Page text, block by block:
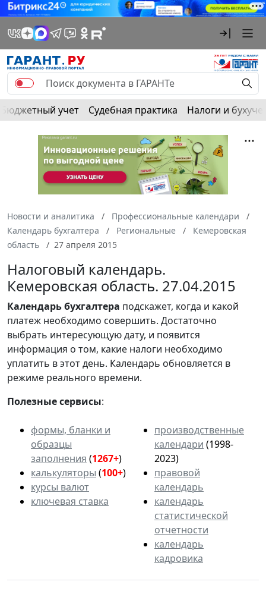
Бюджетный учет Судебная практика Налоги и
Новости и аналитика
Профессиональные календари
Календарь бухгалтера
Региональные
Кемеровская
область
27 апреля 2015
Налоговый календарь.
Кемеровская область. 27.04.2015
Календарьбухгалтера подскажет, когда и какой
платеж необходимо совершить. Достаточно
выбрать интересующую дату, и появится
информация о том, какие налоги необходимо
уплатить в этот день. Календарь обновляется в
режиме реального времени.
Полезные сервисы:
формы, бланки и
образцы
заполнения (1267+)
калькуляторы (100+)
курсы валют
ключевая ставка
производственные
календари (1998-
2023)
правовой
календарь
календарь
статистической
отчетности
календарь
кадровика